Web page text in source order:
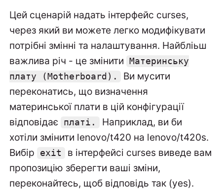
Цей сценарій надать інтерфейс curses,
через який ви можете легко модифікувати
потрібні змінні та налаштування. Найбліьш
важлива річ - це змінити
Материнську
плату (Motherboard).
Ви мусити
переконатись, що визначення
материнської плати в цій конфігурації
відповідає
платі.
Наприклад, ви би
хотіли змінити lenovo/t420 на lenovo/t420s.
Вибір
exit
в інтерфейсі curses виведе вам
пропозицію зберегти ваші зміни,
переконайтесь, щоб відповідь так (yes).